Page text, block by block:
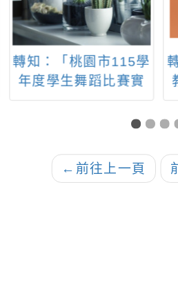
轉知：「桃園市115學
年度學生舞蹈比賽實
← 前往上一頁